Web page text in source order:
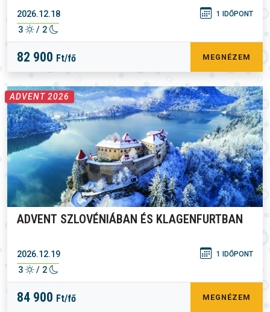
2026.12.18 1 IDŐPONT
3 / 2
82 900 Ft/fő MEGNÉZEM
ADVENT 2026
ADVENT SZLOVÉNIÁBAN ÉS KLAGENFURTBAN
2026.12.19 1 IDŐPONT
3 / 2
84 900 Ft/fő MEGNÉZEM